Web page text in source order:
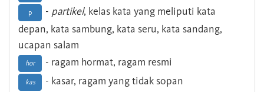
p - partikel, kelas kata yang meliputi kata
depan, kata sambung, kata seru, kata sandang,
ucapan salam
hor - ragam hormat, ragam resmi
kas - kasar, ragam yang tidak sopan